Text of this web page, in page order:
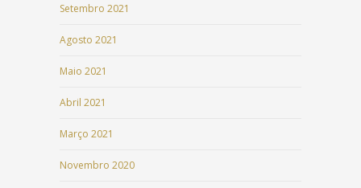
Setembro 2021
Agosto 2021
Maio 2021
Abril 2021
Março 2021
Novembro 2020